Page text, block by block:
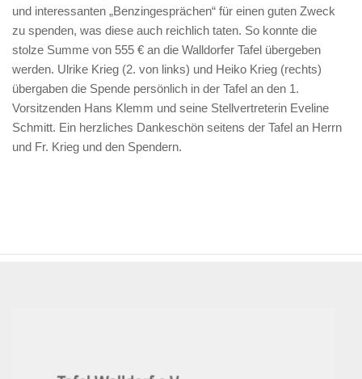
und interessanten „Benzingesprächen“ für einen guten Zweck
zu spenden, was diese auch reichlich taten. So konnte die
stolze Summe von 555 € an die Walldorfer Tafel übergeben
werden. Ulrike Krieg (2. von links) und Heiko Krieg (rechts)
übergaben die Spende persönlich in der Tafel an den 1.
Vorsitzenden Hans Klemm und seine Stellvertreterin Eveline
Schmitt. Ein herzliches Dankeschön seitens der Tafel an Herrn
und Fr. Krieg und den Spendern.